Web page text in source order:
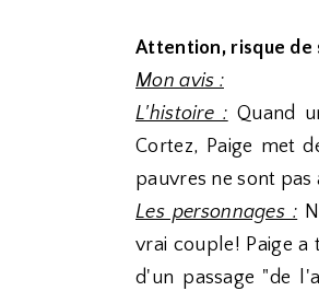
Attention, risque de
Mon avis :
L'histoire : Quand
Cortez, Paige met
pauvres ne sont
Les personnages :
vrai couple! Paige
d'un passage "de